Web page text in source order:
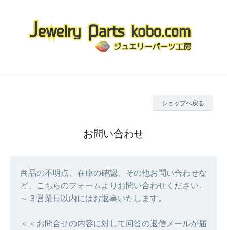
ショップへ戻る
お問い合わせ
商品の不明点、在庫の確認、その他お問い合わせな
ど、こちらのフォームよりお問い合わせください。
～３営業日以内にはお返事いたします。
＜＜お問合せの内容に対して回答の返信メールが届